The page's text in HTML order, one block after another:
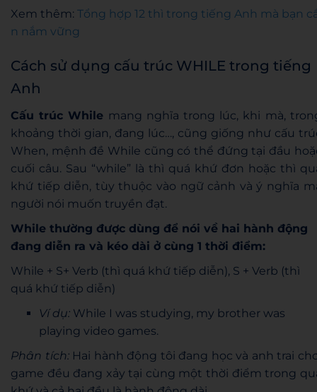
Xem thêm: Tổng hợp 12 thì trong tiếng Anh mà bạn
n nắm vững
Cách sử dụng cấu trúc WHILE trong tiếng
Anh
Cấu trúc While mang nghĩa trong lúc, khi mà,
khoảng thời gian, đang lúc…, cũng giống như cấu
When, mệnh đề While cũng có thể đứng tại đầu
cuối câu. Sau “while” là thì quá khứ đơn hoặc thì
khứ tiếp diễn, tùy thuộc vào ngữ cảnh và ý nghĩa
người nói muốn truyền đạt.
While thường được dùng để nói về hai hành động
đang diễn ra và kéo dài ở cùng 1 thời điểm:
While + S+ Verb (thì quá khứ tiếp diễn), S + Verb (thì
quá khứ tiếp diễn)
Ví dụ: While I was studying, my brother was
playing video games.
Phân tích: Hai hành động tôi đang học và anh trai
game đều đang xảy tại cùng một thời điểm trong